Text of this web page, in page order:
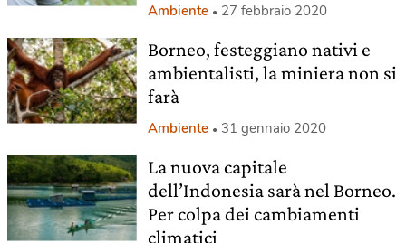
Ambiente 27 febbraio 2020
Borneo, festeggiano nativi e
ambientalisti, la miniera non si
farà
Ambiente 31 gennaio 2020
La nuova capitale
dell’Indonesia sarà nel Borneo.
Per colpa dei cambiamenti
climatici